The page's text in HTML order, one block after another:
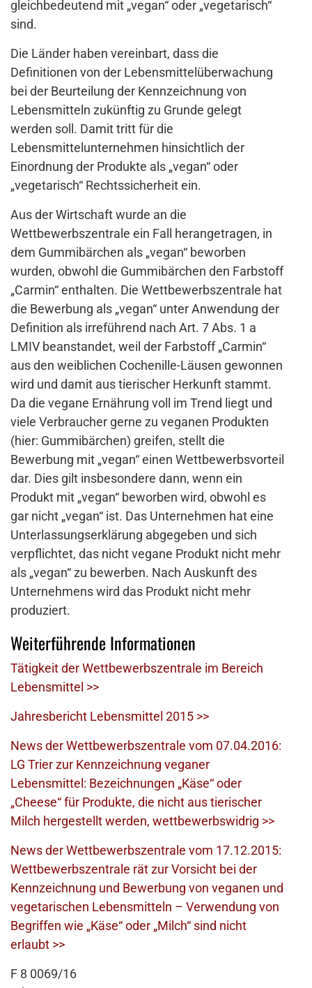
gleichbedeutend mit „vegan“ oder „vegetarisch“
sind.
Die Länder haben vereinbart, dass die
Definitionen von der Lebensmittelüberwachung
bei der Beurteilung der Kennzeichnung von
Lebensmitteln zukünftig zu Grunde gelegt
werden soll. Damit tritt für die
Lebensmittelunternehmen hinsichtlich der
Einordnung der Produkte als „vegan“ oder
„vegetarisch“ Rechtssicherheit ein.
Aus der Wirtschaft wurde an die
Wettbewerbszentrale ein Fall herangetragen, in
dem Gummibärchen als „vegan“ beworben
wurden, obwohl die Gummibärchen den Farbstoff
„Carmin“ enthalten. Die Wettbewerbszentrale hat
die Bewerbung als „vegan“ unter Anwendung der
Definition als irreführend nach Art. 7 Abs. 1 a
LMIV beanstandet, weil der Farbstoff „Carmin“
aus den weiblichen Cochenille-Läusen gewonnen
wird und damit aus tierischer Herkunft stammt.
Da die vegane Ernährung voll im Trend liegt und
viele Verbraucher gerne zu veganen Produkten
(hier: Gummibärchen) greifen, stellt die
Bewerbung mit „vegan“ einen Wettbewerbsvorteil
dar. Dies gilt insbesondere dann, wenn ein
Produkt mit „vegan“ beworben wird, obwohl es
gar nicht „vegan“ ist. Das Unternehmen hat eine
Unterlassungserklärung abgegeben und sich
verpflichtet, das nicht vegane Produkt nicht mehr
als „vegan“ zu bewerben. Nach Auskunft des
Unternehmens wird das Produkt nicht mehr
produziert.
Weiterführende Informationen
Tätigkeit der Wettbewerbszentrale im Bereich
Lebensmittel >>
Jahresbericht Lebensmittel 2015 >>
News der Wettbewerbszentrale vom 07.04.2016:
LG Trier zur Kennzeichnung veganer
Lebensmittel: Bezeichnungen „Käse“ oder
„Cheese“ für Produkte, die nicht aus tierischer
Milch hergestellt werden, wettbewerbswidrig >>
News der Wettbewerbszentrale vom 17.12.2015:
Wettbewerbszentrale rät zur Vorsicht bei der
Kennzeichnung und Bewerbung von veganen und
vegetarischen Lebensmitteln – Verwendung von
Begriffen wie „Käse“ oder „Milch“ sind nicht
erlaubt >>
F 8 0069/16